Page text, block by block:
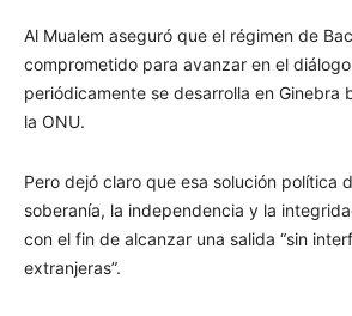
Al Mualem aseguró que el régimen de
comprometido para avanzar en el
periódicamente se desarrolla en Ginebra
la ONU.
Pero dejó claro que esa solución política
soberanía, la independencia y la
con el fin de alcanzar una salida “sin
extranjeras”.